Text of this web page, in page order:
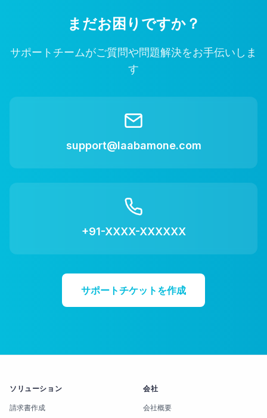
まだお困りですか？
サポートチームがご質問や問題解決をお手伝いしま
す
support@laabamone.com
+91-XXXX-XXXXXX
サポートチケットを作成
ソリューション
請求書作成
会社
会社概要